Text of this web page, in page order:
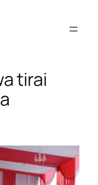
tirai